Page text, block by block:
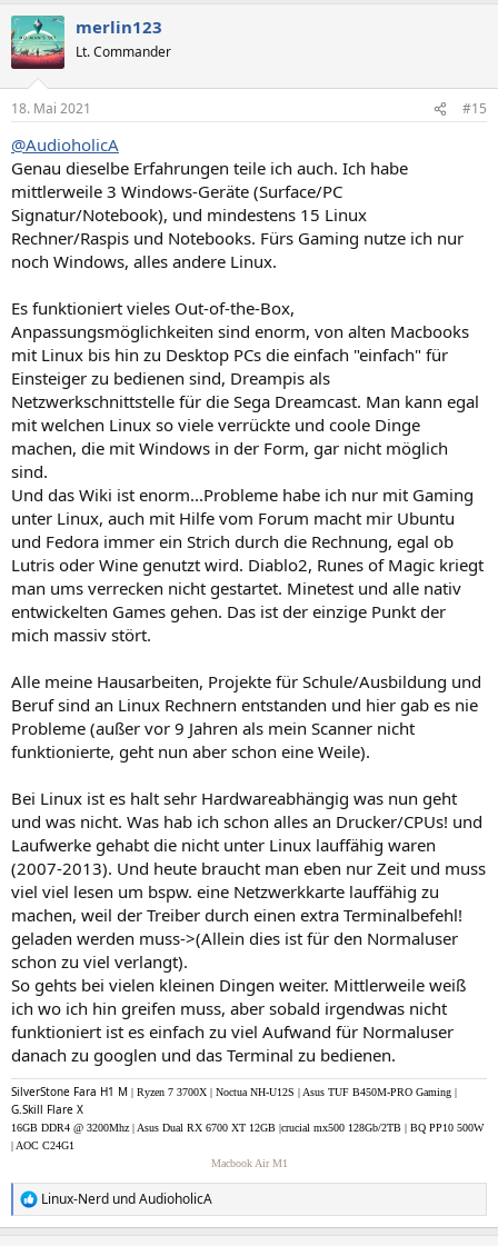
k
t
i
e
:
merlin123
Lt. Commander
18. Mai 2021 #15
@AudioholicA
Genau dieselbe Erfahrungen teile ich auch. Ich habe
mittlerweile 3 Windows-Geräte (Surface/PC
Signatur/Notebook), und mindestens 15 Linux
Rechner/Raspis und Notebooks. Fürs Gaming nutze ich nur
noch Windows, alles andere Linux.
Es funktioniert vieles Out-of-the-Box,
Anpassungsmöglichkeiten sind enorm, von alten Macbooks
mit Linux bis hin zu Desktop PCs die einfach "einfach" für
Einsteiger zu bedienen sind, Dreampis als
Netzwerkschnittstelle für die Sega Dreamcast. Man kann egal
mit welchen Linux so viele verrückte und coole Dinge
machen, die mit Windows in der Form, gar nicht möglich
sind.
Und das Wiki ist enorm...Probleme habe ich nur mit Gaming
unter Linux, auch mit Hilfe vom Forum macht mir Ubuntu
und Fedora immer ein Strich durch die Rechnung, egal ob
Lutris oder Wine genutzt wird. Diablo2, Runes of Magic kriegt
man ums verrecken nicht gestartet. Minetest und alle nativ
entwickelten Games gehen. Das ist der einzige Punkt der
mich massiv stört.
Alle meine Hausarbeiten, Projekte für Schule/Ausbildung und
Beruf sind an Linux Rechnern entstanden und hier gab es nie
Probleme (außer vor 9 Jahren als mein Scanner nicht
funktionierte, geht nun aber schon eine Weile).
Bei Linux ist es halt sehr Hardwareabhängig was nun geht
und was nicht. Was hab ich schon alles an Drucker/CPUs! und
Laufwerke gehabt die nicht unter Linux lauffähig waren
(2007-2013). Und heute braucht man eben nur Zeit und muss
viel viel lesen um bspw. eine Netzwerkkarte lauffähig zu
machen, weil der Treiber durch einen extra Terminalbefehl!
geladen werden muss->(Allein dies ist für den Normaluser
schon zu viel verlangt).
So gehts bei vielen kleinen Dingen weiter. Mittlerweile weiß
ich wo ich hin greifen muss, aber sobald irgendwas nicht
funktioniert ist es einfach zu viel Aufwand für Normaluser
danach zu googlen und das Terminal zu bedienen.
SilverStone Fara H1 M | Ryzen 7 3700X | Noctua NH-U12S | Asus TUF B450M-PRO Gaming |
G.Skill Flare X
16GB DDR4 @ 3200Mhz | Asus Dual RX 6700 XT 12GB |crucial mx500 128Gb/2TB | BQ PP10 500W
| AOC C24G1
Macbook Air M1
R
e
Linux-Nerd undAudioholicA